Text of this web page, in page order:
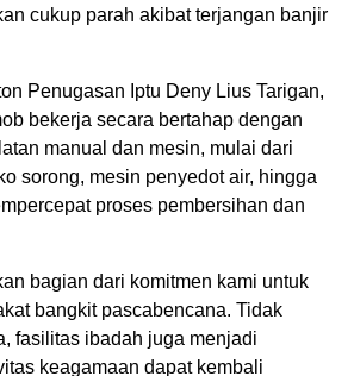
cukup parah akibat terjangan banjir
Penugasan Iptu Deny Lius Tarigan,
bekerja secara bertahap dengan
manual dan mesin, mulai dari
sorong, mesin penyedot air, hingga
proses pembersihan dan
bagian dari komitmen kami untuk
bangkit pascabencana. Tidak
fasilitas ibadah juga menjadi
keagamaan dapat kembali